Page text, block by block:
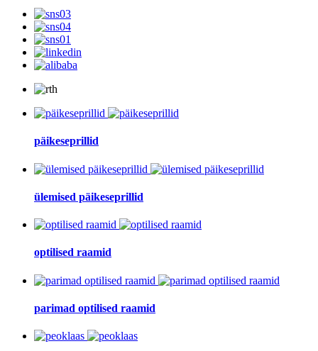
päikeseprillid
ülemised päikeseprillid
optilised raamid
parimad optilised raamid